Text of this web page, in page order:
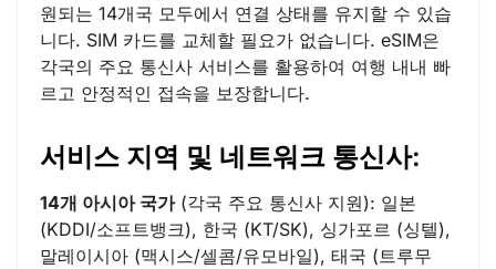
원되는 14개국 모두에서 연결 상태를 유지할 수 있습
니다. SIM 카드를 교체할 필요가 없습니다. eSIM은
각국의 주요 통신사 서비스를 활용하여 여행 내내 빠
르고 안정적인 접속을 보장합니다.
서비스 지역 및 네트워크 통신사:
14개 아시아 국가(각국 주요 통신사 지원): 일본
(KDDI/소프트뱅크), 한국 (KT/SK), 싱가포르 (싱텔),
말레이시아 (맥시스/셀콤/유모바일), 태국 (트루무